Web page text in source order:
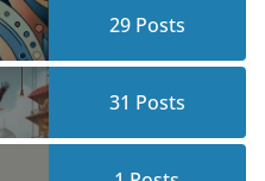
29Posts
31 Posts